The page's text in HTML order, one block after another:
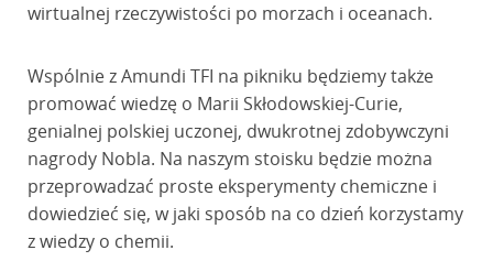
wirtualnej rzeczywistości po morzach i oceanach.
Wspólnie z Amundi TFI na pikniku będziemy także
promować wiedzę o Marii Skłodowskiej-Curie,
genialnej polskiej uczonej, dwukrotnej zdobywczyni
nagrody Nobla. Na naszym stoisku będzie można
przeprowadzać proste eksperymenty chemiczne i
dowiedzieć się, w jaki sposób na co dzień korzystamy
z wiedzy o chemii.